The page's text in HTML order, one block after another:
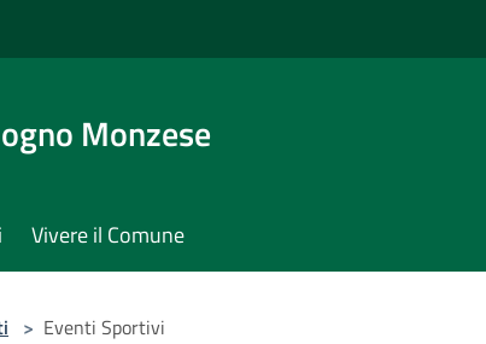
Monzese
Vivere il Comune
> Eventi Sportivi